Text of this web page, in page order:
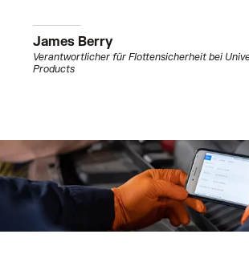
James Berry
Verantwortlicher für Flottensicherheit bei
Products